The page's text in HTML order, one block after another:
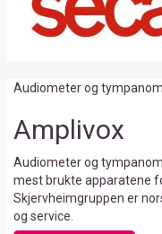
Audiometer og
Amplivox
Audiometer og
mest brukte apparatene
Skjervheimgruppen er
og service.